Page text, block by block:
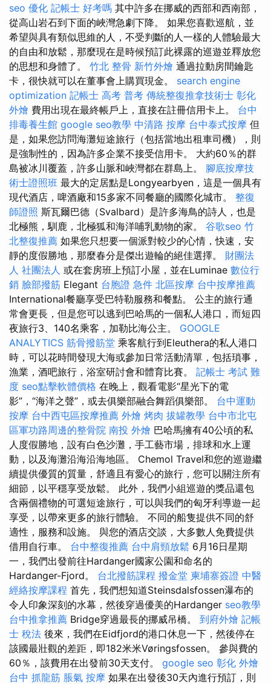
seo 優化 記帳士 好考嗎 其中許多在挪威的西部和西南部，
從高山岩石到下面的峽灣急劇下降。 如果您喜歡巡航，並
希望與具有類似思維的人，不受判斷的人一樣的人體驗最大
的自由和放鬆，那麼現在是時候預訂此裸露的巡遊並釋放您
的思想和身體了。 竹北 整骨 新竹外燴 通過拉動房間鑰匙
卡，很快就可以在董事會上購買現金。 search engine
optimization 記帳士 高考 普考 傳統整復推拿技術士 彰化
外燴 費用出現在最終帳戶上，直接在註冊信用卡上。 台中
排毒養生館 google seo教學 中清路 按摩 台中泰式按摩 但
是，如果您訪問海灘短途旅行（包括當地出租車司機），則
是強制性的，因為許多企業不接受信用卡。 大約60％的群
島被冰川覆蓋，許多山脈和峽灣都在群島上。 腳底按摩技
術士證照班 最大的定居點是Longyearbyen，這是一個具有
現代酒店，啤酒廠和15多家不同餐廳的國際化城市。 整復
師證照 斯瓦爾巴德（Svalbard）是許多海鳥的詩人，也是
北極熊，馴鹿，北極狐和海洋哺乳動物的家。 谷歌seo 竹
北整復推薦 如果您只想要一個派對較少的心情，快速，安
靜的度假勝地，那麼春分是傑出遊輪的絕佳選擇。 財團法
人 社團法人 或在套房班上預訂小屋，並在Luminae 數位行
銷 臉部撥筋 Elegant 台胞證 急件 北區按摩 台中按摩推薦
International餐廳享受巴特勒服務和餐點。 公主的旅行通
常會更長，但是您可以逃到巴哈馬的一個私人港口，而短四
夜旅行3、140名乘客，加勒比海公主。 GOOGLE
ANALYTICS 筋骨撥筋堂 乘客航行到Eleuthera的私人港口
時，可以花時間發現大海或參加日常活動清單，包括瑣事，
漁業，酒吧旅行，浴室研討會和體育比賽。 記帳士 考試 難
度 seo點擊軟體價格 在晚上，觀看電影“星光下的電
影”，“海洋之聲”，或去俱樂部融合舞蹈俱樂部。 台中運動
按摩 台中西屯區按摩推薦 外燴 烤肉 拔罐教學 台中市北屯
區軍功路周邊的整骨院 南投 外燴 巴哈馬擁有40公頃的私
人度假勝地，設有白色沙灘，手工藝市場，排球和水上運
動，以及海灘沿海沿海地區。 Chemol Travel和您的巡遊繼
續提供優質的質量，舒適且有愛心的旅行，您可以關注所有
細節，以平穩享受放鬆。 此外，我們小組巡遊的獎品還包
含兩個禮物的可選短途旅行，可以與我們的匈牙利導遊一起
享受，以帶來更多的旅行體驗。 不同的船隻提供不同的舒
適性，服務和設施。 與您的酒店交談，大多數人免費提供
借用自行車。 台中整復推薦 台中肩頸放鬆 6月16日星期
一，我們出發前往Hardanger國家公園和命名的
Hardanger-Fjord。 台北撥筋課程 撥金堂 柬埔寨簽證 中醫
經絡按摩課程 首先，我們想知道Steinsdalsfossen瀑布的
令人印象深刻的水幕，然後穿過優美的Hardanger seo教學
台中推拿推薦 Bridge穿過最長的挪威吊橋。 到府外燴 記帳
士 稅法 後來，我們在Eidfjord的港口休息一下，然後停在
該國最壯觀的差距，即182米米Vøringsfossen。 參與費的
60％，該費用在出發前30天支付。 google seo 彰化 外燴
台中 抓龍筋 脹氣 按摩 如果在出發後30天內進行預訂，則